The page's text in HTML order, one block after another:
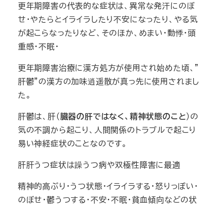
更年期障害の代表的な症状は、異常な発汗にのぼ
せ・やたらとイライラしたり不安になったり、やる気
が起こらなったりなど、そのほか、めまい・動悸・頭
重感・不眠・
更年期障害治療に漢方処方が使用され始めた頃、”
肝鬱”の漢方の加味逍遥散が真っ先に使用されまし
た。
肝鬱は、肝（ 臓器の肝ではなく、精神状態のこと）の
気の不調から起こり、人間関係のトラブルで起こり
易い神経症状のことなのです。
肝肝うつ症状は躁うつ病や双極性障害に最適
精神的高ぶり・うつ状態・イライラする・怒りっぽい・
のぼせ・鬱うつする・不安・不眠・貧血傾向などの状